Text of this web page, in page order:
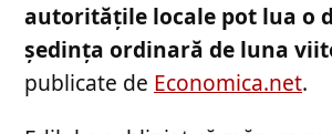
autorităţile locale pot lua o
şedinţa ordinară de luna
publicate de Economica.net.